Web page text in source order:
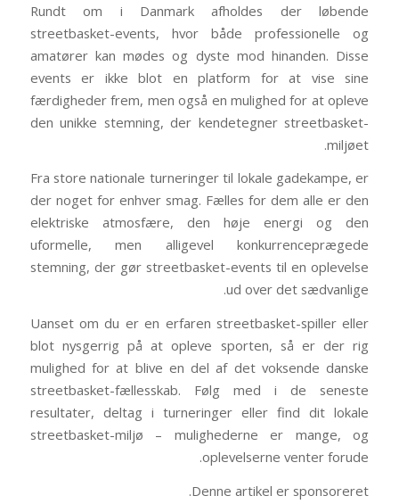
Rundt om i Danmark afholdes der løbende
streetbasket-events, hvor både professionelle og
amatører kan mødes og dyste mod hinanden. Disse
events er ikke blot en platform for at vise sine
færdigheder frem, men også en mulighed for at opleve
den unikke stemning, der kendetegner streetbasket-
miljøet.
Fra store nationale turneringer til lokale gadekampe, er
der noget for enhver smag. Fælles for dem alle er den
elektriske atmosfære, den høje energi og den
uformelle, men alligevel konkurrenceprægede
stemning, der gør streetbasket-events til en oplevelse
ud over det sædvanlige.
Uanset om du er en erfaren streetbasket-spiller eller
blot nysgerrig på at opleve sporten, så er der rig
mulighed for at blive en del af det voksende danske
streetbasket-fællesskab. Følg med i de seneste
resultater, deltag i turneringer eller find dit lokale
streetbasket-miljø – mulighederne er mange, og
oplevelserne venter forude.
Denne artikel er sponsoreret.